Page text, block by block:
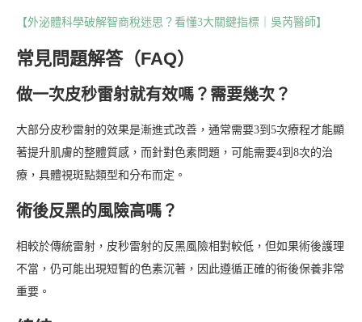
【外泌體科學破解智商稅迷思？看懂3大關鍵指標｜吳芮醫師】
常見問題解答（FAQ）
做一次皮秒雷射就有效嗎？需要幾次？
大部分皮秒雷射的效果是漸進式改善，通常需要3到5次療程才能顯
著提升肌膚的整體質感，而針對色素問題，可能需要4到8次的治
療，具體視斑點類型和分布而定。
術後反黑的風險高嗎？
相較於傳統雷射，皮秒雷射的反黑風險相對較低，但如果術後護理
不當，仍可能出現短暫的色素沉著，因此遵循正確的術後保養非常
重要。